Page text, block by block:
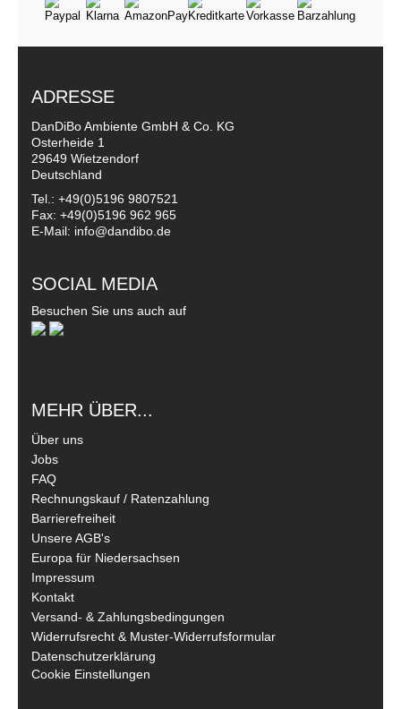
ADRESSE
DanDiBo Ambiente GmbH & Co. KG
Osterheide 1
29649 Wietzendorf
Deutschland
Tel.: +49(0)5196 9807521
Fax: +49(0)5196 962 965
E-Mail: info@dandibo.de
SOCIAL MEDIA
Besuchen Sie uns auch auf
MEHR ÜBER...
Über uns
Jobs
FAQ
Rechnungskauf / Ratenzahlung
Barrierefreiheit
Unsere AGB's
Europa für Niedersachsen
Impressum
Kontakt
Versand- & Zahlungsbedingungen
Widerrufsrecht & Muster-Widerrufsformular
Datenschutzerklärung
Cookie Einstellungen